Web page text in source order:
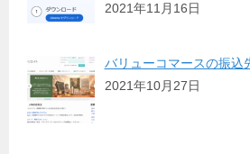
2021年11月16日
バリューコマースの振込
2021年10月27日